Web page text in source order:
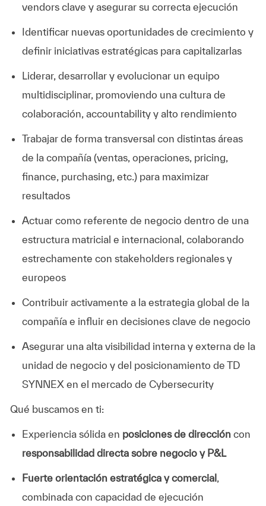
vendors clave y asegurar su correcta ejecución
Identificar nuevas oportunidades de crecimiento y
definir iniciativas estratégicas para capitalizarlas
Liderar, desarrollar y evolucionar un equipo
multidisciplinar, promoviendo una cultura de
colaboración, accountability y alto rendimiento
Trabajar de forma transversal con distintas áreas
de la compañía (ventas, operaciones, pricing,
finance, purchasing, etc.) para maximizar
resultados
Actuar como referente de negocio dentro de una
estructura matricial e internacional, colaborando
estrechamente con stakeholders regionales y
europeos
Contribuir activamente a la estrategia global de la
compañía e influir en decisiones clave de negocio
Asegurar una alta visibilidad interna y externa de la
unidad de negocio y del posicionamiento de TD
SYNNEX en el mercado de Cybersecurity
Qué buscamos en ti:
Experiencia sólida en posiciones de direccióncon
responsabilidad directa sobre negocio y P&L
Fuerte orientación estratégica y comercial,
combinada con capacidad de ejecución